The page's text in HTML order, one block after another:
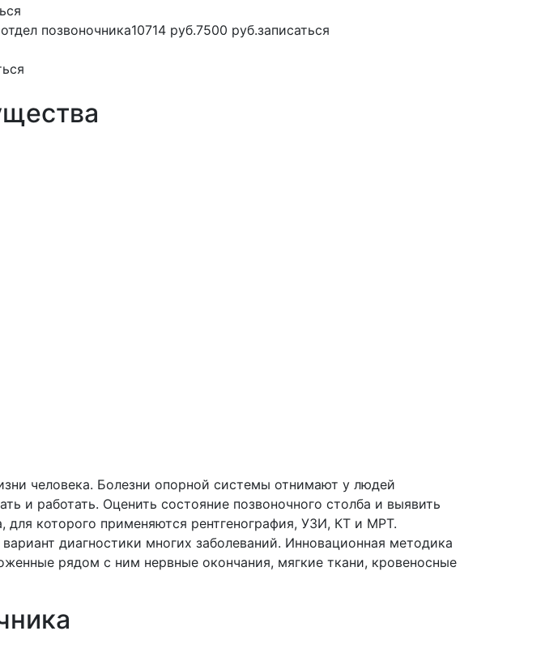
позвоночника10714 руб.7500 руб.записаться
человека. Болезни опорной системы отнимают у людей
и работать. Оценить состояние позвоночного столба и выявить
для которого применяются рентгенография, УЗИ, КТ и МРТ.
диагностики многих заболеваний. Инновационная методика
рядом с ним нервные окончания, мягкие ткани, кровеносные